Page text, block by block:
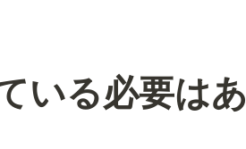
いる必要は